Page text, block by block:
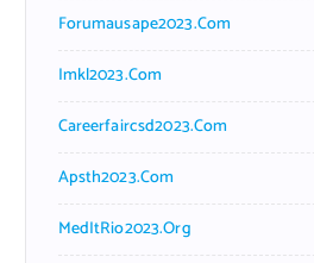
Forumausape2023.com
Imkl2023.com
Careerfaircsd2023.com
Apsth2023.com
MedItRio2023.org